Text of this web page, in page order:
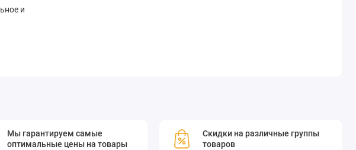
и
Мы гарантируем самые
оптимальные цены на товары
Скидки на различные группы
товаров